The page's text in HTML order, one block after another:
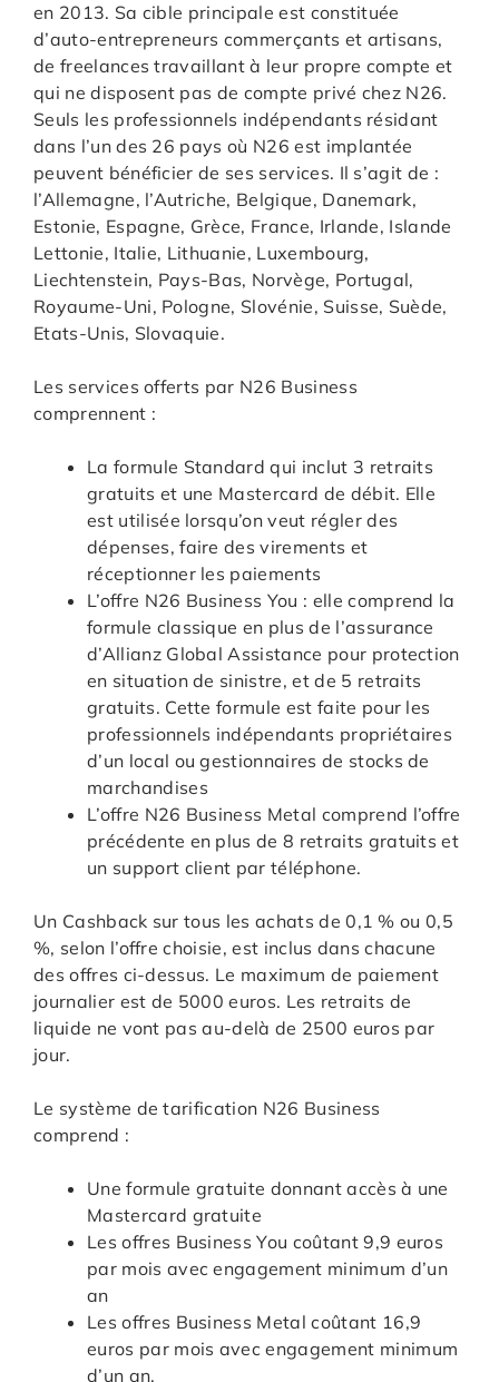
en 2013. Sa cible principale est constituée
d’auto-entrepreneurs commerçants et artisans,
de freelances travaillant à leur propre compte et
qui ne disposent pas de compte privé chez N26.
Seuls les professionnels indépendants résidant
dans l’un des 26 pays où N26 est implantée
peuvent bénéficier de ses services. Il s’agit de :
l’Allemagne, l’Autriche, Belgique, Danemark,
Estonie, Espagne, Grèce, France, Irlande, Islande
Lettonie, Italie, Lithuanie, Luxembourg,
Liechtenstein, Pays-Bas, Norvège, Portugal,
Royaume-Uni, Pologne, Slovénie, Suisse, Suède,
Etats-Unis, Slovaquie.
Les services offerts par N26 Business
comprennent :
La formule Standard qui inclut 3 retraits
gratuits et une Mastercard de débit. Elle
est utilisée lorsqu’on veut régler des
dépenses, faire des virements et
réceptionner les paiements
L’offre N26 Business You : elle comprend la
formule classique en plus de l’assurance
d’Allianz Global Assistance pour protection
en situation de sinistre, et de 5 retraits
gratuits. Cette formule est faite pour les
professionnels indépendants propriétaires
d’un local ou gestionnaires de stocks de
marchandises
L’offre N26 Business Metal comprend l’offre
précédente en plus de 8 retraits gratuits et
un support client par téléphone.
Un Cashback sur tous les achats de 0,1 % ou 0,5
%, selon l’offre choisie, est inclus dans chacune
des offres ci-dessus. Le maximum de paiement
journalier est de 5000 euros. Les retraits de
liquide ne vont pas au-delà de 2500 euros par
jour.
Le système de tarification N26 Business
comprend :
Une formule gratuite donnant accès à une
Mastercard gratuite
Les offres Business You coûtant 9,9 euros
par mois avec engagement minimum d’un
an
Les offres Business Metal coûtant 16,9
euros par mois avec engagement minimum
d’un an.